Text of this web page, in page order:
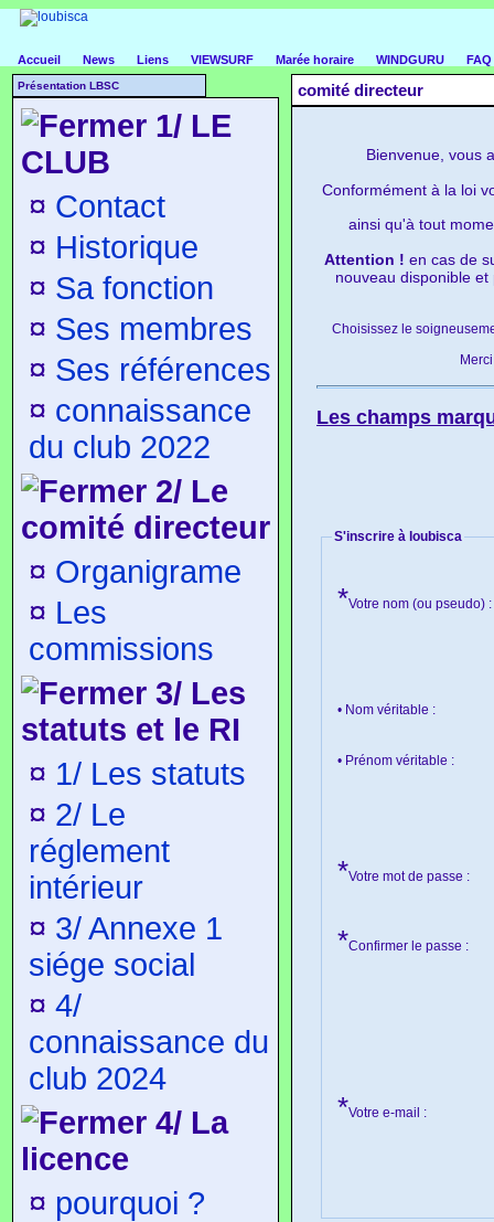
Accueil News Liens VIEWSURF Marée horaire WINDGURU FAQ
Présentation LBSC
1/ LE
CLUB
¤ Contact
¤ Historique
¤ Sa fonction
¤ Ses membres
¤ Ses références
¤ connaissance
du club 2022
2/ Le
comité directeur
¤ Organigrame
¤ Les
commissions
3/ Les
statuts et le RI
¤ 1/ Les statuts
¤ 2/ Le
réglement
intérieur
¤ 3/ Annexe 1
siége social
¤ 4/
connaissance du
club 2024
4/ La
licence
¤ pourquoi ?
comité directeur
Bienvenue, vous
Conformément à la loi
ainsi qu'à tout
Attention ! en cas de
nouveau disponible
Choisissez le
Les champs
S'inscrire à loubisca
*Votre nom (ou pseudo) :
• Nom véritable :
• Prénom véritable :
*Votre mot de passe :
*Confirmer le passe :
*Votre e-mail :